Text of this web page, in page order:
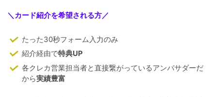
＼カード紹介を希望される方／
たった30秒フォーム入力のみ
紹介経由で特典UP
各クレカ営業担当者と直接繋がっているアンバサダーだ
から実績豊富